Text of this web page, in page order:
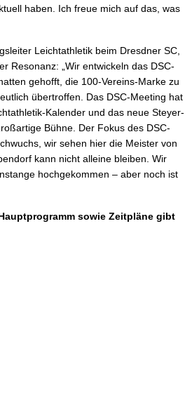
haben. Ich freue mich auf das, was
Leichtathletik beim Dresdner SC,
Resonanz: „Wir entwickeln das DSC-
gehofft, die 100-Vereins-Marke zu
übertroffen. Das DSC-Meeting hat
Kalender und das neue Steyer-
Bühne. Der Fokus des DSC-
wir sehen hier die Meister von
kann nicht alleine bleiben. Wir
hochgekommen – aber noch ist
sowie Zeitpläne gibt